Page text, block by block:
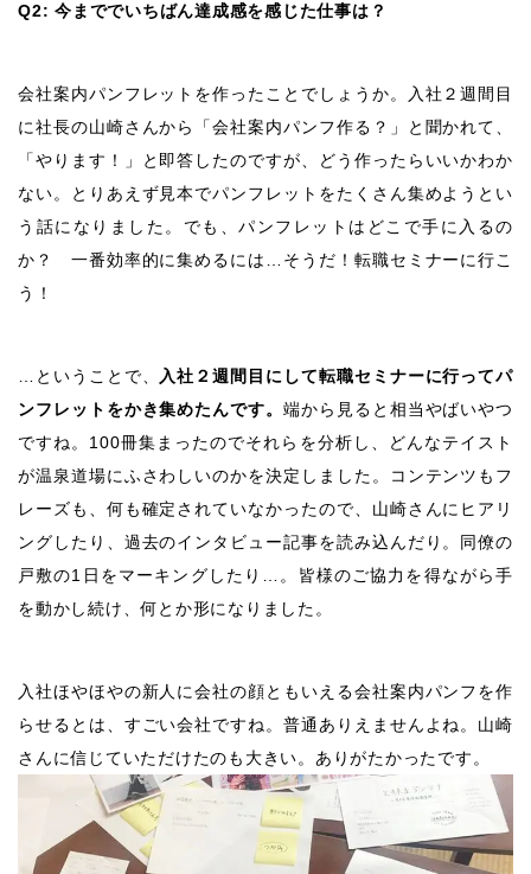
Q2: 今まででいちばん達成感を感じた仕事は？
会社案内パンフレットを作ったことでしょうか。入社２週間目
に社長の山崎さんから「会社案内パンフ作る？」と聞かれて、
「やります！」と即答したのですが、どう作ったらいいかわか
ない。とりあえず見本でパンフレットをたくさん集めようとい
う話になりました。でも、パンフレットはどこで手に入るの
か？ 一番効率的に集めるには…そうだ！転職セミナーに行こ
う！
…ということで、
入社２週間目にして転職セミナーに行ってパ
ンフレットをかき集めたんです。端から見ると相当やばいやつ
ですね。100冊集まったのでそれらを分析し、どんなテイスト
が温泉道場にふさわしいのかを決定しました。コンテンツもフ
レーズも、何も確定されていなかったので、山崎さんにヒアリ
ングしたり、過去のインタビュー記事を読み込んだり。同僚の
戸敷の1日をマーキングしたり…。皆様のご協力を得ながら手
を動かし続け、何とか形になりました。
入社ほやほやの新人に会社の顔ともいえる会社案内パンフを作
らせるとは、すごい会社ですね。普通ありえませんよね。山崎
さんに信じていただけたのも大きい。ありがたかったです。